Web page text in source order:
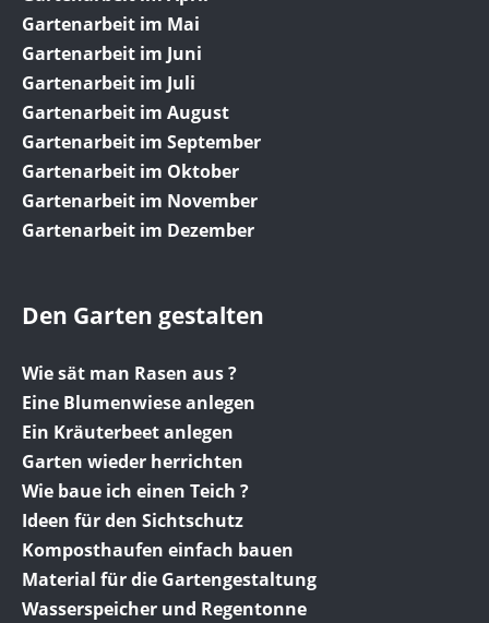
Gartenarbeit im Mai
Gartenarbeit im Juni
Gartenarbeit im Juli
Gartenarbeit im August
Gartenarbeit im September
Gartenarbeit im Oktober
Gartenarbeit im November
Gartenarbeit im Dezember
Den Garten gestalten
Wie sät man Rasen aus ?
Eine Blumenwiese anlegen
Ein Kräuterbeet anlegen
Garten wieder herrichten
Wie baue ich einen Teich ?
Ideen für den Sichtschutz
Komposthaufen einfach bauen
Material für die Gartengestaltung
Wasserspeicher und Regentonne